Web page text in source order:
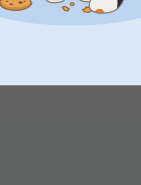
tähdestä ja palautteesta, se on